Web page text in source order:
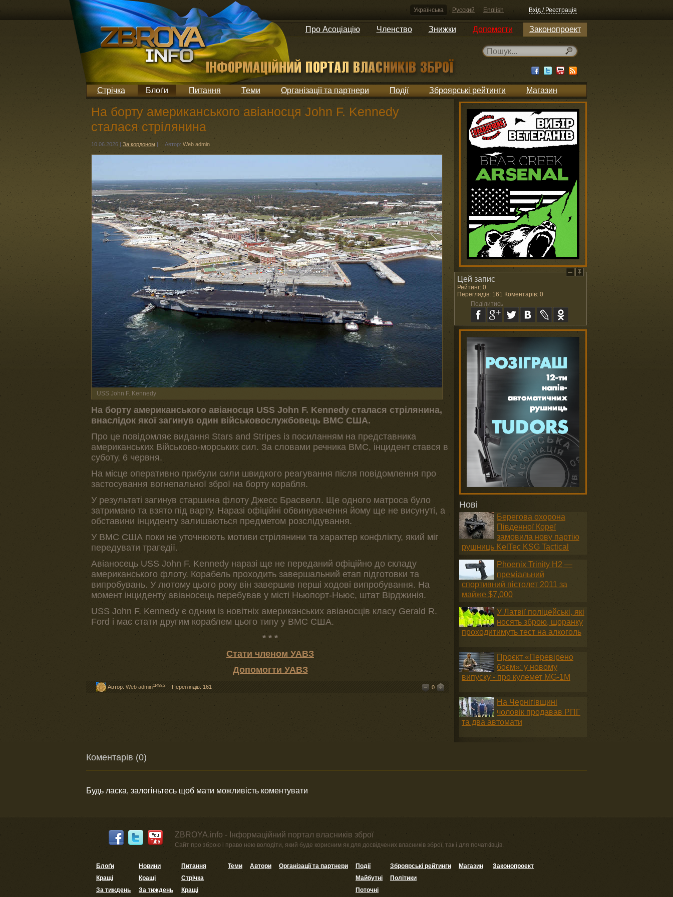
Українська Русский English Вхід / Реєстрація
Про Асоціацію Членство Знижки Допомогти Законопроект
Стрічка Блоґи Питання Теми Організації та партнери Події Зброярські рейтинги Магазин
На борту американського авіаносця John F. Kennedy
сталася стрілянина
10.06.2026 | За кордоном | Автор: Web admin
USS John F. Kennedy
На борту американського авіаносця USS John F. Kennedy сталася стрілянина,
внаслідок якої загинув один військовослужбовець ВМС США.
Про це повідомляє видання Stars and Stripes із посиланням на представника
американських Військово-морських сил. За словами речника ВМС, інцидент стався в
суботу, 6 червня.
На місце оперативно прибули сили швидкого реагування після повідомлення про
застосування вогнепальної зброї на борту корабля.
У результаті загинув старшина флоту Джесс Брасвелл. Ще одного матроса було
затримано та взято під варту. Наразі офіційні обвинувачення йому ще не висунуті, а
обставини інциденту залишаються предметом розслідування.
У ВМС США поки не уточнюють мотиви стрілянини та характер конфлікту, який міг
передувати трагедії.
Авіаносець USS John F. Kennedy наразі ще не переданий офіційно до складу
американського флоту. Корабель проходить завершальний етап підготовки та
випробувань. У лютому цього року він завершив перші ходові випробування. На
момент інциденту авіаносець перебував у місті Ньюпорт-Ньюс, штат Вірджинія.
USS John F. Kennedy є одним із новітніх американських авіаносців класу Gerald R.
Ford і має стати другим кораблем цього типу у ВМС США.
* * *
Стати членом УАВЗ
Допомогти УАВЗ
Автор: Web admin11498,2 Переглядів: 161 0
Нові
Берегова охорона
Південної Кореї
замовила нову партію
рушниць KelTec KSG Tactical
Phoenix Trinity H2 —
преміальний
спортивний пістолет 2011 за
майже $7,000
У Латвії поліцейські, які
носять зброю, щоранку
проходитимуть тест на алкоголь
Проєкт «Перевірено
боєм»: у новому
випуску - про кулемет MG-1М
На Чернігівщині
чоловік продавав РПГ
та два автомати
Цей запис
Рейтинг: 0
Переглядів: 161 Коментарів: 0
Поділитись
Коментарів (0)
Будь ласка, залогіньтесь щоб мати можливість коментувати
ZBROYA.info - Інформаційний портал власників зброї
Сайт про зброю і право нею володіти, який буде корисним як для досвідчених власників зброї, так і для початківців.
Блоґи
Кращі
За тиждень
Новини
Кращі
За тиждень
Питання
Стрічка
Кращі
Теми Автори Організації та партнери
Події
Майбутні
Поточні
Зброярські рейтинги
Політики
Магазин Законопроект